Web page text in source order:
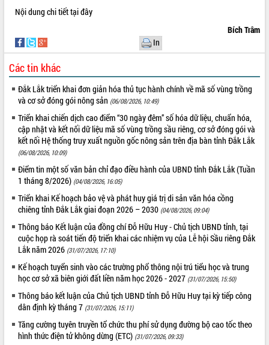
THỐNG KÊ TRUY CẬP
Hôm nay:
23584
Tất cả: 66109252
Nội dung chi tiếttại đây
Bích Trâm
In
Các tin khác
Đắk Lắk triển khai đơn giản hóa thủ tục hành chính về mã số vùng trồng
và cơ sở đóng gói nông sản (06/08/2026, 10:49)
Triển khai chiến dịch cao điểm “30 ngày đêm” số hóa dữ liệu, chuẩn hóa,
cập nhật và kết nối dữ liệu mã số vùng trồng sầu riêng, cơ sở đóng gói và
kết nối Hệ thống truy xuất nguồn gốc nông sản trên địa bàn tỉnh Đắk Lắk
(06/08/2026, 10:09)
Điểm tin một số văn bản chỉ đạo điều hành của UBND tỉnh Đắk Lắk (Tuần
1 tháng 8/2026) (04/08/2026, 16:05)
Triển khai Kế hoạch bảo vệ và phát huy giá trị di sản văn hóa cồng
chiêng tỉnh Đắk Lắk giai đoạn 2026 – 2030 (04/08/2026, 09:04)
Thông báo Kết luận của đồng chí Đỗ Hữu Huy - Chủ tịch UBND tỉnh, tại
cuộc họp rà soát tiến độ triển khai các nhiệm vụ của Lễ hội Sầu riêng Đắk
Lắk năm 2026 (31/07/2026, 17:10)
Kế hoạch tuyển sinh vào các trường phổ thông nội trú tiểu học và trung
học cơ sở xã biên giới đất liền năm học 2026 - 2027 (31/07/2026, 15:50)
Thông báo kết luận của Chủ tịch UBND tỉnh Đỗ Hữu Huy tại kỳ tiếp công
dân định kỳ tháng 7 (31/07/2026, 15:11)
Tăng cường tuyên truyền tổ chức thu phí sử dụng đường bộ cao tốc theo
hình thức điện tử không dừng (ETC) (31/07/2026, 09:33)